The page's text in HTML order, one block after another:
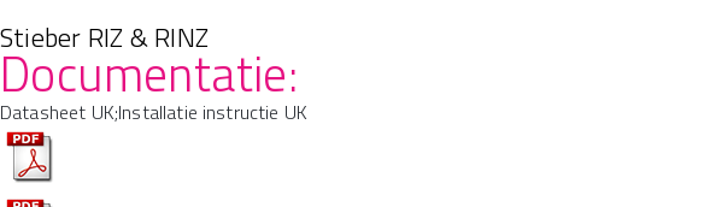
Stieber RIZ & RINZ
Documentatie:
Datasheet UK;Installatie instructie UK